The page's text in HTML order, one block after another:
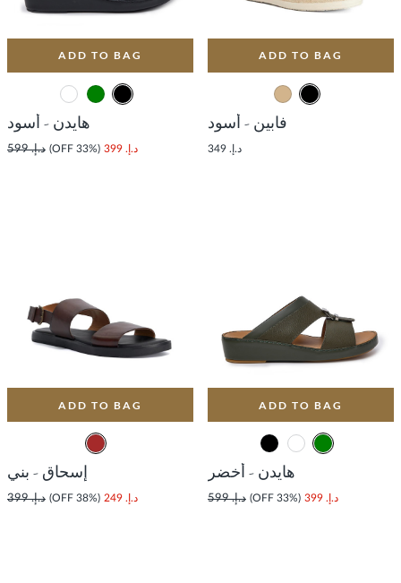
ADD TO BAG
فابين - أسود
د.إ. 349
ADD TO BAG
هايدن - أسود
د.إ. 399 (33% OFF) د.إ. 599
ADD TO BAG
هايدن - أخضر
د.إ. 399 (33% OFF) د.إ. 599
ADD TO BAG
إسحاق - بني
د.إ. 249 (38% OFF) د.إ. 399